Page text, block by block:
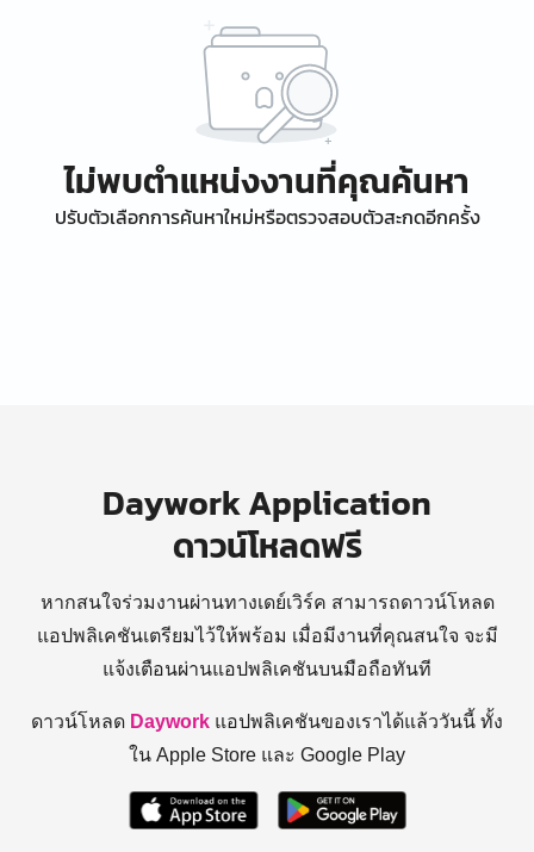
ไม่พบตำแหน่งงานที่คุณค้นหา
ปรับตัวเลือกการค้นหาใหม่หรือตรวจสอบตัวสะกดอีกครั้ง
Daywork Application
ดาวน์โหลดฟรี
หากสนใจร่วมงานผ่านทางเดย์เวิร์ค สามารถดาวน์โหลด
แอปพลิเคชันเตรียมไว้ให้พร้อม เมื่อมีงานที่คุณสนใจ จะมี
แจ้งเตือนผ่านแอปพลิเคชันบนมือถือทันที
ดาวน์โหลด Daywork แอปพลิเคชันของเราได้แล้ววันนี้ ทั้ง
ใน Apple Store และ Google Play